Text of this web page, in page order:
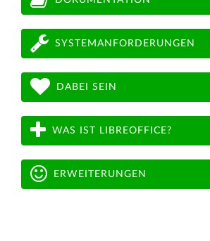
SYSTEMANFORDERUNGEN
DABEI SEIN
WAS IST LIBREOFFICE?
ERWEITERUNGEN